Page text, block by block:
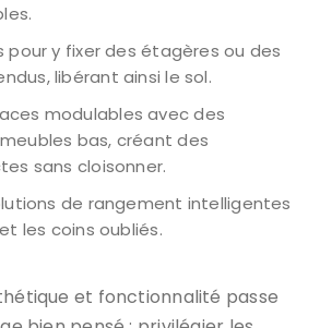
pour y fixer des étagères ou des
libérant ainsi le sol.
modulables avec des
bas, créant des
sans cloisonner.
de rangement intelligentes
les coins oubliés.
et fonctionnalité passe